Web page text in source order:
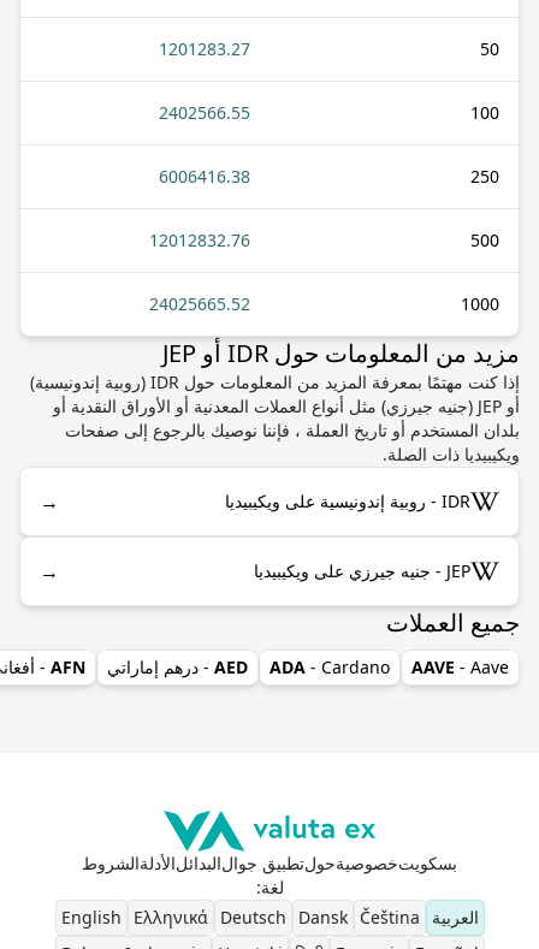
50
1201283.27
100
2402566.55
250
6006416.38
500
12012832.76
1000
24025665.52
مزيد من المعلومات حول IDR أو JEP
إذا كنت مهتمًا بمعرفة المزيد من المعلومات حول IDR (روبية إندونيسية)
أو JEP (جنيه جيرزي) مثل أنواع العملات المعدنية أو الأوراق النقدية أو
بلدان المستخدم أو تاريخ العملة ، فإننا نوصيك بالرجوع إلى صفحات
ويكيبيديا ذات الصلة.
IDR - روبية إندونيسية على ويكيبيديا →
JEP - جنيه جيرزي على ويكيبيديا →
جميع العملات
AAVE - Aave
ADA - Cardano
AED - درهم إماراتي AFN
-
بسكويتخصوصيةحولتطبيق جوالالبدائلالأدلةالشروط
لغة:
العربية
Čeština
Dansk
Deutsch
Ελληνικά
English